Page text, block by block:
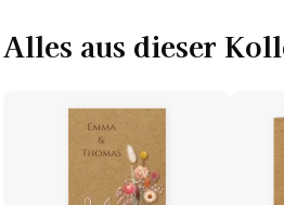
Alles aus dieser